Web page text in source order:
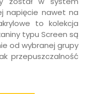
napięcie nawet na
to kolekcja
typu Screen są
od wybranej grupy
przepuszczalność